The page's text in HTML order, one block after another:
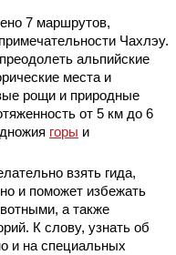
7 маршрутов,
Чахлэу.
альпийские
места и
рощи и природные
от 5 км до 6
горы и
взять гида,
и поможет избежать
а также
К слову, узнать об
и на специальных